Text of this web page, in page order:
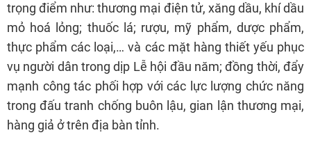
trọng điểm như: thương mại điện tử, xăng dầu, khí dầu
mỏ hoá lỏng; thuốc lá; rượu, mỹ phẩm, dược phẩm,
thực phẩm các loại,… và các mặt hàng thiết yếu phục
vụ người dân trong dịp Lễ hội đầu năm; đồng thời, đẩy
mạnh công tác phối hợp với các lực lượng chức năng
trong đấu tranh chống buôn lậu, gian lận thương mại,
hàng giả ở trên địa bàn tỉnh.